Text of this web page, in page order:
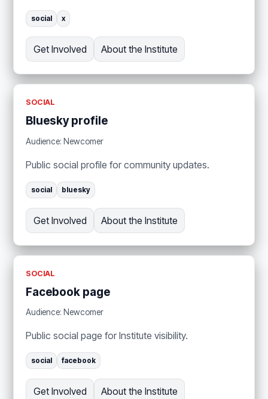
social x
Get Involved About the Institute
SOCIAL
Bluesky profile
Audience: Newcomer
Public social profile for community updates.
social bluesky
Get Involved About the Institute
SOCIAL
Facebook page
Audience: Newcomer
Public social page for Institute visibility.
social facebook
Get Involved About the Institute